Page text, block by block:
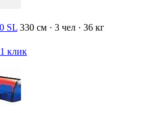
SL 330 см · 3 чел · 36 кг
клик